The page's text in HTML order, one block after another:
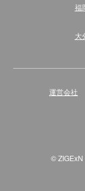
福
大
運営会社
© ZIGExN